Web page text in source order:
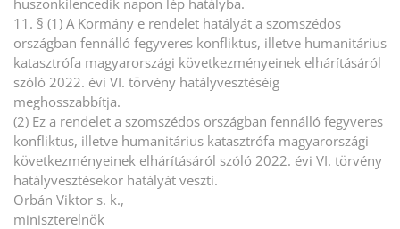
11. § (1) A Kormány e rendelet hatályát a szomszédos
országban fennálló fegyveres konfliktus, illetve humanitárius
katasztrófa magyarországi következményeinek elhárításáról
szóló 2022. évi VI. törvény hatályvesztéséig
meghosszabbítja.
(2) Ez a rendelet a szomszédos országban fennálló fegyveres
konfliktus, illetve humanitárius katasztrófa magyarországi
következményeinek elhárításáról szóló 2022. évi VI. törvény
hatályvesztésekor hatályát veszti.
Orbán Viktor s. k.,
miniszterelnök